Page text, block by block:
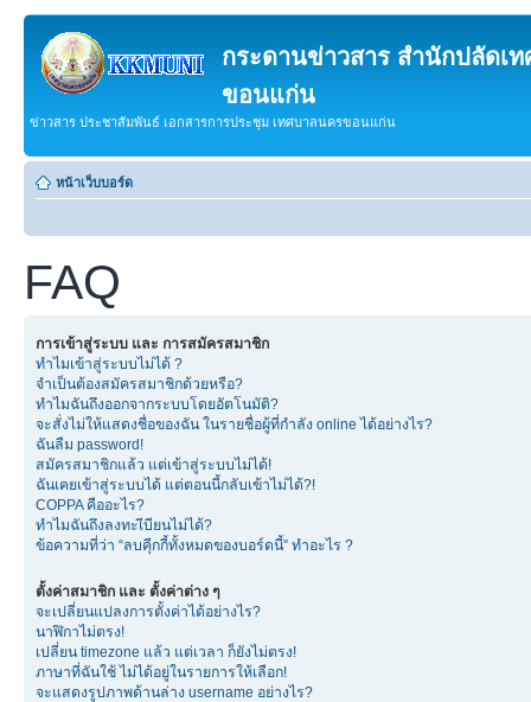
กระดานข่าวสาร สำนักปลัดเ
ขอนแก่น
ข่าวสาร ประชาสัมพันธ์ เอกสารการประชุม เทศบาลนครขอนแก่น
หน้าเว็บบอร์ด
FAQ
การเข้าสู่ระบบ และ การสมัครสมาชิก
ทำไมเข้าสู่ระบบไม่ได้ ?
จำเป็นต้องสมัครสมาชิกด้วยหรือ?
ทำไมฉันถึงออกจากระบบโดยอัตโนมัติ?
จะสั่งไม่ให้แสดงชื่อของฉัน ในรายชื่อผู้ที่กำลัง online ได้อย่างไร?
ฉันลืม password!
สมัครสมาชิกแล้ว แต่เข้าสู่ระบบไม่ได้!
ฉันเคยเข้าสู่ระบบได้ แต่ตอนนี้กลับเข้าไม่ได้?!
COPPA คืออะไร?
ทำไมฉันถึงลงทะเีบียนไม่ได้?
ข้อความที่ว่า “ลบคุีกกี้ทั้งหมดของบอร์ดนี้” ทำอะไร ?
ตั้งค่าสมาชิก และ ตั้งค่าต่าง ๆ
จะเปลี่ยนแปลงการตั้งค่าได้อย่างไร?
นาฬิกาไม่ตรง!
เปลี่ยน timezone แล้ว แต่เวลา ก็ยังไม่ตรง!
ภาษาที่ฉันใช้ ไม่ได้อยู่ในรายการให้เลือก!
จะแสดงรูปภาพด้านล่าง username อย่างไร?